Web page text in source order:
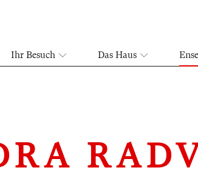
Ihr Besuch Das Haus